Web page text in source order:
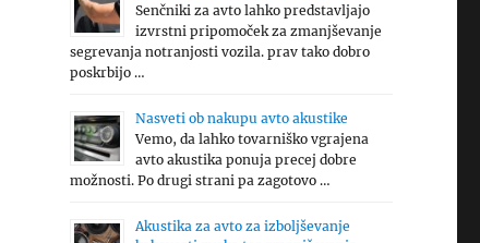
Senčniki za avto lahko predstavljajo
izvrstni pripomoček za zmanjševanje
segrevanja notranjosti vozila. prav tako dobro
poskrbijo …
Nasveti ob nakupu avto akustike
Vemo, da lahko tovarniško vgrajena
avto akustika ponuja precej dobre
možnosti. Po drugi strani pa zagotovo …
Akustika za avto za izboljševanje